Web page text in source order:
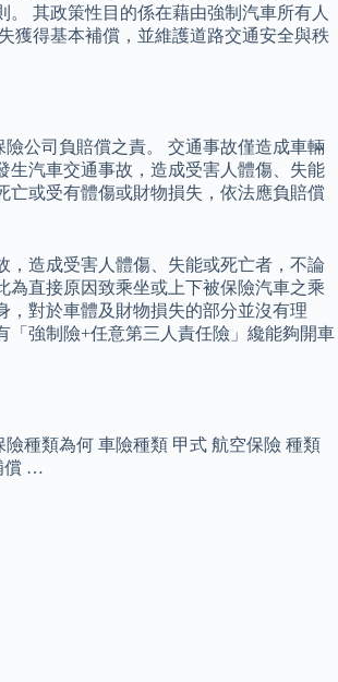
其政策性目的係在藉由強制汽車所有人
獲得基本補償，並維護道路交通安全與秩
公司負賠償之責。 交通事故僅造成車輛
生汽車交通事故，造成受害人體傷、失能
亡或受有體傷或財物損失，依法應負賠償
，造成受害人體傷、失能或死亡者，不論
直接原因致乘坐或上下被保險汽車之乘
，對於車體及財物損失的部分並沒有理
「強制險+任意第三人責任險」纔能夠開車
種類為何 車險種類 甲式 航空保險 種類
償 …